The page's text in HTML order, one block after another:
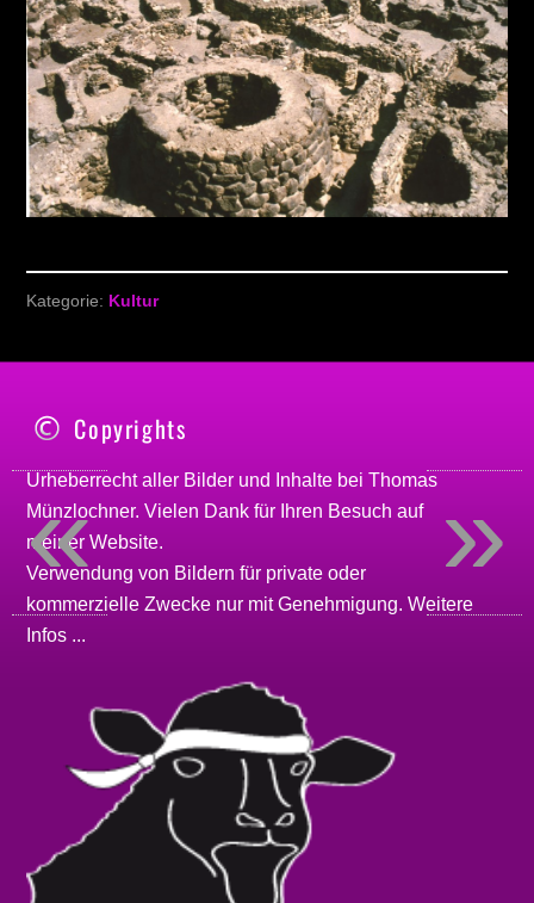
Kategorie: Kultur
Copyrights
Urheberrecht aller Bilder und Inhalte beiThomas
Münzlochner. Vielen Dank für Ihren Besuch auf
meinerWebsite.
Verwendung von Bildern für private oder
kommerzielle Zwecke nur mit Genehmigung.Weitere
Infos ...
»
«